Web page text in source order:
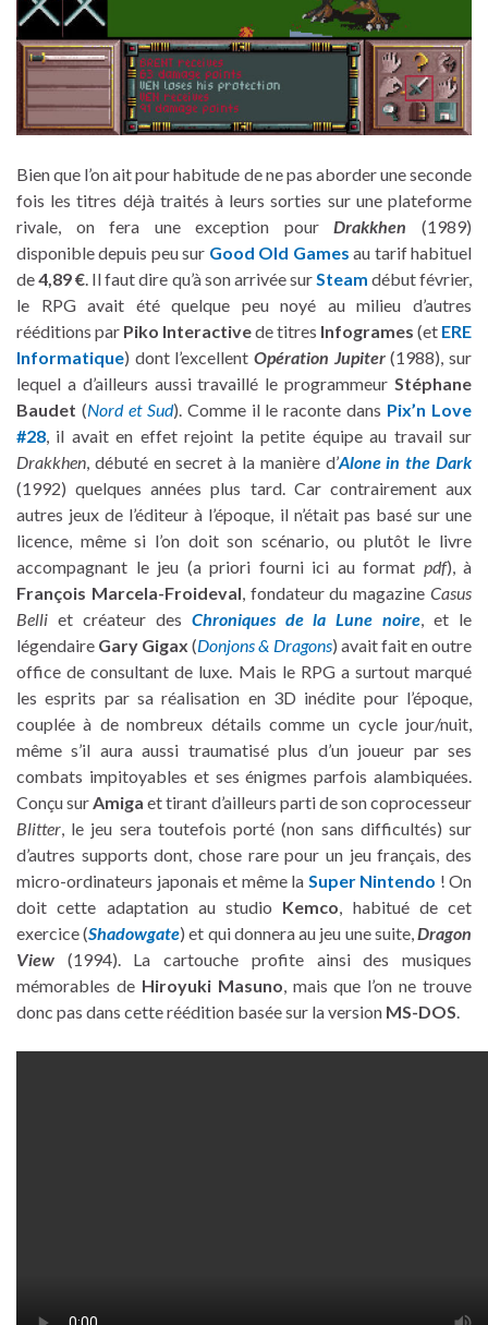
Bien que l’on ait pour habitude de ne pas aborder une seconde
fois les titres déjà traités à leurs sorties sur une plateforme
rivale, on fera une exception pourDrakkhen (1989)
disponible depuis peu sur Good Old Games au tarif habituel
de4,89 €. Il faut dire qu’à son arrivée surSteam début février,
le RPG avait été quelque peu noyé au milieu d’autres
rééditions par Piko Interactivede titres Infogrames (et ERE
Informatique) dont l’excellent Opération Jupiter(1988), sur
lequel a d’ailleurs aussi travaillé le programmeur Stéphane
Baudet (Nord et Sud). Comme il le raconte dans Pix’n Love
#28, il avait en effet rejoint la petite équipe au travail sur
Drakkhen, débuté en secret à la manière d’Alone in the Dark
(1992) quelques années plus tard. Car contrairement aux
autres jeux de l’éditeur à l’époque, il n’était pas basé sur une
licence, même si l’on doit son scénario, ou plutôt le livre
accompagnant le jeu (a priori fourni ici au format pdf), à
François Marcela-Froideval, fondateur du magazineCasus
Belli et créateur des Chroniques de la Lune noire, et le
légendaire Gary Gigax (Donjons & Dragons) avait fait en outre
office de consultant de luxe. Mais le RPG a surtout marqué
les esprits par sa réalisation en 3D inédite pour l’époque,
couplée à de nombreux détails comme un cycle jour/nuit,
même s’il aura aussi traumatisé plus d’un joueur par ses
combats impitoyables et ses énigmes parfois alambiquées.
Conçu surAmiga et tirant d’ailleurs parti de son coprocesseur
Blitter, le jeu sera toutefois porté (non sans difficultés) sur
d’autres supports dont, chose rare pour un jeu français, des
micro-ordinateurs japonais et même la Super Nintendo ! On
doit cette adaptation au studio Kemco, habitué de cet
exercice (Shadowgate) et qui donnera au jeu une suite,Dragon
View (1994). La cartouche profite ainsi des musiques
mémorables de Hiroyuki Masuno, mais que l’on ne trouve
donc pas dans cette réédition basée sur la version MS-DOS.